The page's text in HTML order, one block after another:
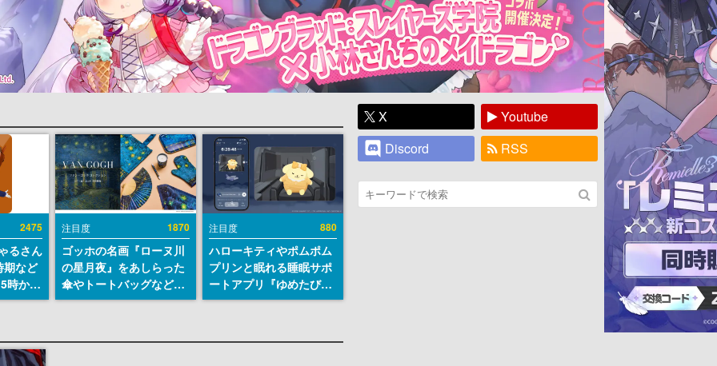
2475
るさん
期など
時から
注目度 1870
ゴッホの名画『ローヌ川
の星月夜』をあしらった
傘やトートバッグなどが
登場。8月7日21時より2
注目度 880
ハローキティやポムポム
プリンと眠れる睡眠サポ
ートアプリ『ゆめたび』
が配信中。キャラごとの
X
Youtube
Discord
RSS